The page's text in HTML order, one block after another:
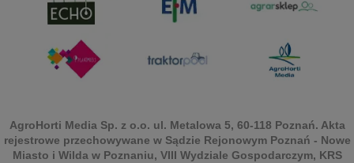
AgroHorti Media Sp. z o.o. ul. Metalowa 5, 60-118 Poznań. Akta
rejestrowe przechowywane w Sądzie Rejonowym Poznań - Nowe
Miasto i Wilda w Poznaniu, VIII Wydziale Gospodarczym, KRS